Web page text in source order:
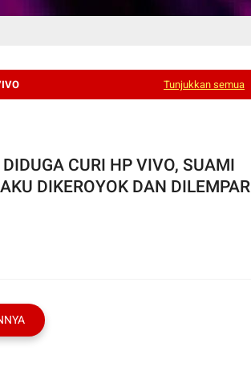
Tunjukkan semua
CURI HP VIVO, SUAMI
DIKEROYOK DAN DILEMPAR